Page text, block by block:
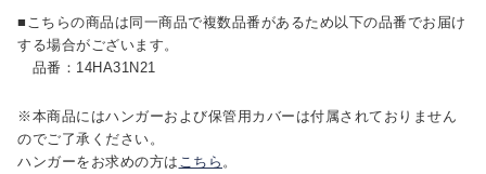
■こちらの商品は同一商品で複数品番があるため以下の品番でお届け
する場合がございます。
品番：14HA31N21
※本商品にはハンガーおよび保管用カバーは付属されておりません
のでご了承ください。
ハンガーをお求めの方は こちら 。